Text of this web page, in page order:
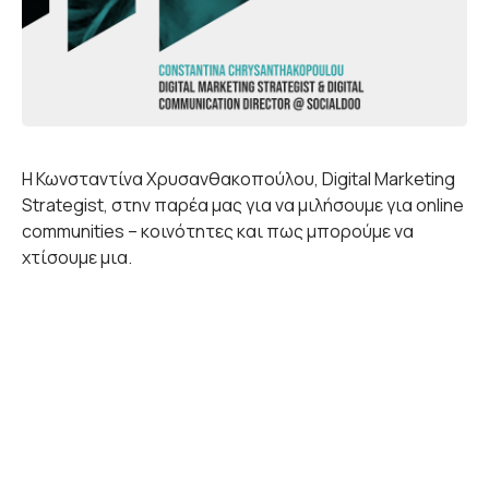
Η Κωνσταντίνα Χρυσανθακοπούλου, Digital Marketing
Strategist, στην παρέα μας για να μιλήσουμε για online
communities – κοινότητες και πως μπορούμε να
χτίσουμε μια.